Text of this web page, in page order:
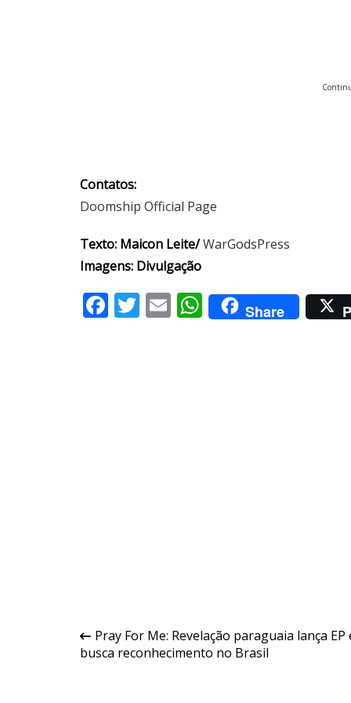
Contatos:
Doomship Official Page
Texto: Maicon Leite/WarGodsPress
Imagens: Divulgação
Facebook
Twitter
EmailWhatsApp
Share
Navegação
de
Pray For Me: Revelação paraguaia lança EP
busca reconhecimento no Brasil